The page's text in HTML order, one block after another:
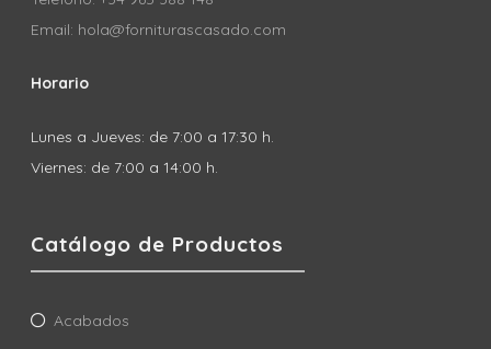
Email: hola@forniturascasado.com
Horario
Lunes a Jueves: de 7:00 a 17:30 h.
Viernes: de 7:00 a 14:00 h.
Catálogo de Productos
Acabados